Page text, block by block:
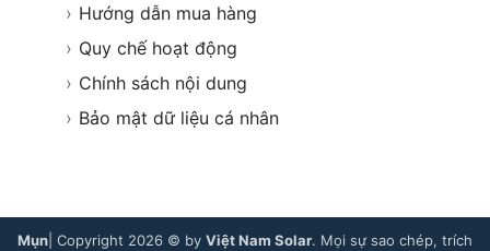
› Hướng dẫn mua hàng
› Quy chế hoạt động
› Chính sách nội dung
› Bảo mật dữ liệu cá nhân
Mụn | Copyright 2026 © by Việt Nam Solar. Mọi sự sao chép, trích